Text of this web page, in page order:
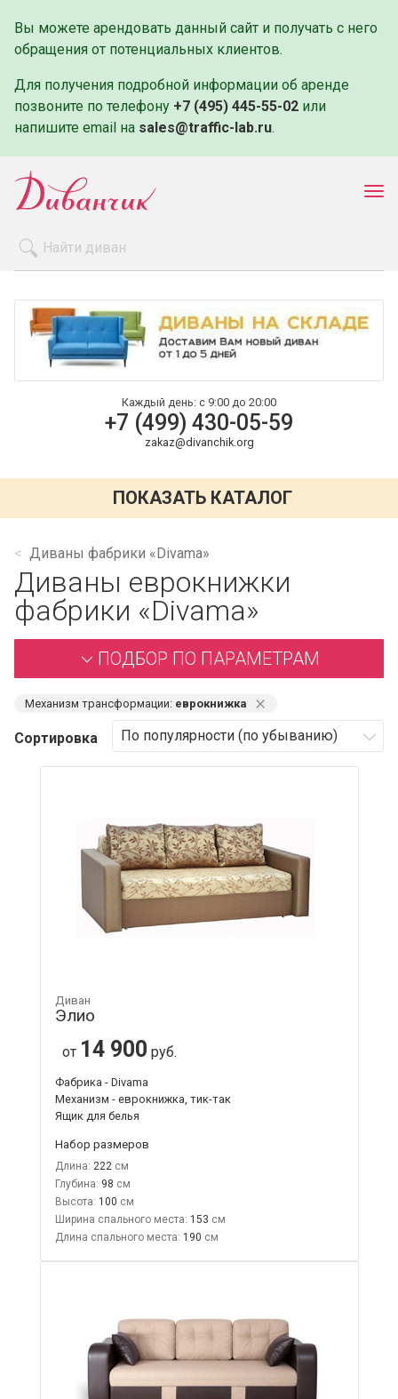
Вы можете арендовать данный сайт и получать с него
обращения от потенциальных клиентов.
Для получения подробной информации об аренде
позвоните по телефону +7 (495) 445-55-02 или
напишите email на sales@traffic-lab.ru.
Оплата и доставка
Контакты
Каждый день: с 9:00 до 20:00
+7 (499) 430-05-59
zakaz@divanchik.org
ПОКАЗАТЬ КАТАЛОГ
Диваны фабрики «Divama»
Диваны еврокнижки
фабрики «Divama»
ПОДБОР ПО ПАРАМЕТРАМ
Механизм трансформации: еврокнижка ⨯
Сортировка
Диван
Элио
от 14 900 руб.
Фабрика - Divama
Механизм - еврокнижка, тик-так
Ящик для белья
Набор размеров
Длина: 222
Глубина: 98
Высота: 100
Ширина спального места: 153
Длина спального места: 190